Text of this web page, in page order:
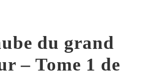
du grand
– Tome 1 de